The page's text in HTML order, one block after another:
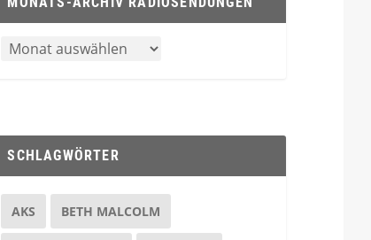
SCHLAGWÖRTER
AKS BETH MALCOLM